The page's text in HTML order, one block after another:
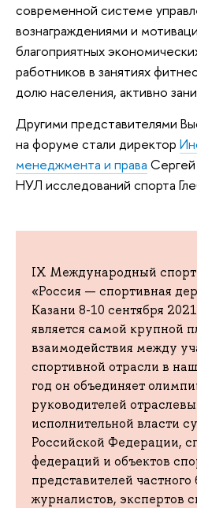
современной системе
вознаграждениями и
благоприятных
работников в занятиях
долю населения, активно
Другими представителями
на форуме стали директор
менеджмента и права Сергей
НУЛ исследований спорта
IX Международный
«Россия — спортивная
Казани 8-10 сентября
является самой крупной
взаимодействия между
спортивной отрасли в
год он объединяет
руководителей
исполнительной власти
Российской Федерации,
федераций и объектов
представителей частного
журналистов, экспертов